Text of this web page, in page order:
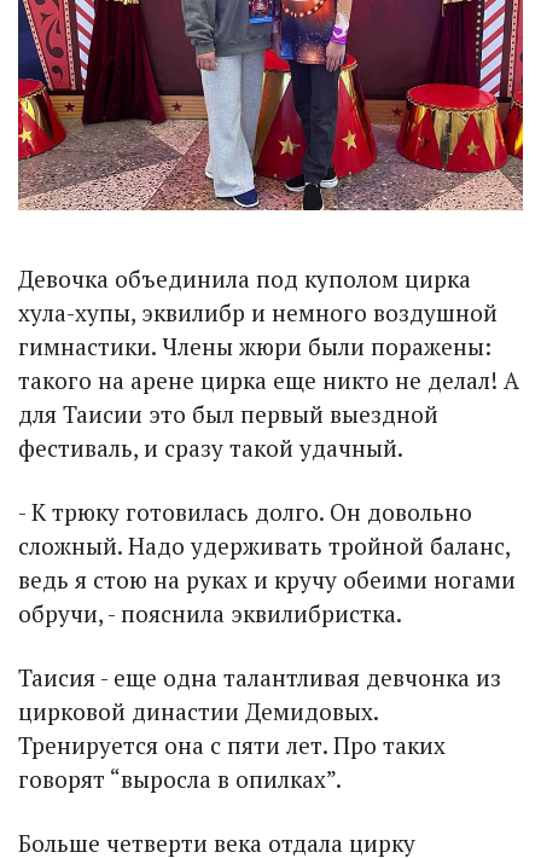
Девочка объединила под куполом цирка
хула-хупы, эквилибр и немного воздушной
гимнастики. Члены жюри были поражены:
такого на арене цирка еще никто не делал! А
для Таисии это был первый выездной
фестиваль, и сразу такой удачный.
- К трюку готовилась долго. Он довольно
сложный. Надо удерживать тройной баланс,
ведь я стою на руках и кручу обеими ногами
обручи, - пояснила эквилибристка.
Таисия - еще одна талантливая девчонка из
цирковой династии Демидовых.
Тренируется она с пяти лет. Про таких
говорят “выросла в опилках”.
Больше четверти века отдала цирку